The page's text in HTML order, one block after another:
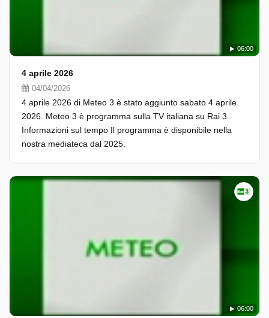
06:00
4 aprile 2026
04/04/2026
4 aprile 2026 di Meteo 3 è stato aggiunto sabato 4 aprile
2026. Meteo 3 è programma sulla TV italiana su Rai 3.
Informazioni sul tempo Il programma è disponibile nella
nostra mediateca dal 2025.
06:00